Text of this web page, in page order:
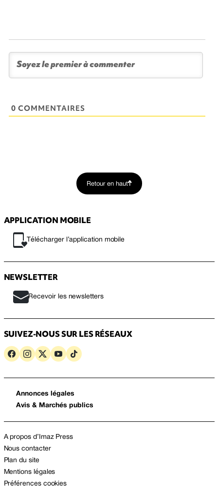
0 COMMENTAIRES
Retour en haut
APPLICATION MOBILE
Télécharger l’application mobile
NEWSLETTER
Recevoir les newsletters
SUIVEZ-NOUS SUR LES RÉSEAUX
Annonces légales
Avis & Marchés publics
A propos d’Imaz Press
Nous contacter
Plan du site
Mentions légales
Préférences cookies